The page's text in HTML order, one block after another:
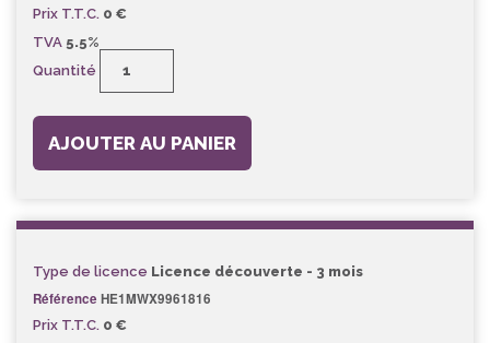
Prix T.T.C. 0 €
TVA 5.5%
Quantité
AJOUTER AU PANIER
Type de licence Licence découverte - 3 mois
Référence HE1MWX9961816
Prix T.T.C. 0 €